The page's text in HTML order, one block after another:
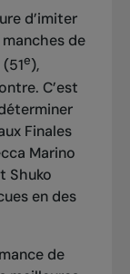
d’imiter
de
e),
C’est
Finales
Marino
Shuko
en des
de